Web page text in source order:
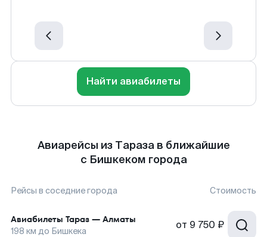
Найти авиабилеты
Авиарейсы из Тараза в ближайшие
с Бишкеком города
Рейсы в соседние города Стоимость
Авиабилеты Тараз — Алматы
198 км до Бишкека от 9 750 ₽